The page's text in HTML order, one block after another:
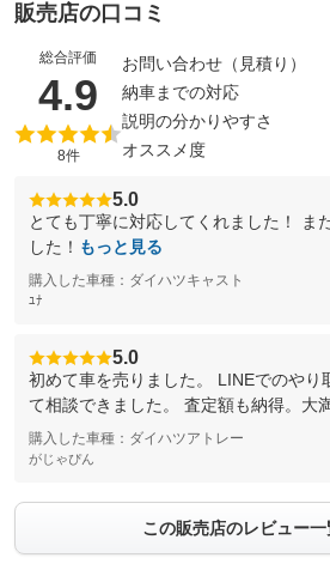
販売店の口コミ
総合評価
4.9 （5点満点中
8件
お問い合わせ（見積り）
納車までの対応
説明の分かりやすさ
オススメ度
5.0
とても丁寧に対応してくれました！ ま
した！ もっと見る
購入した車種：ダイハツキャスト
ﾕﾅ
5.0
初めて車を売りました。 LINEでのやり
て相談できました。 査定額も納得。大
購入した車種：ダイハツアトレー
がじゃぴん
この販売店のレビュー